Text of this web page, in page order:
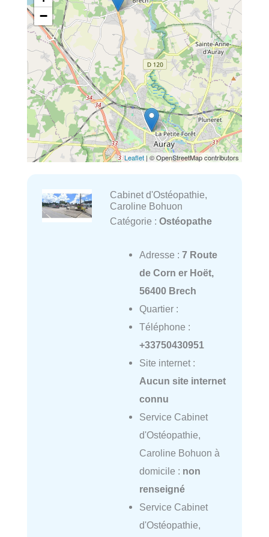
−
Leaflet | © OpenStreetMap contributors
Cabinet d'Ostéopathie,
Caroline Bohuon
Catégorie : Ostéopathe
Adresse : 7 Route
de Corn er Hoët,
56400 Brech
Quartier :
Téléphone :
+33750430951
Site internet :
Aucun site internet
connu
Service Cabinet
d'Ostéopathie,
Caroline Bohuon à
domicile : non
renseigné
Service Cabinet
d'Ostéopathie,